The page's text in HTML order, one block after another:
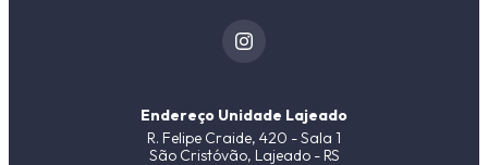
Endereço Unidade Lajeado
R. Felipe Craide, 420 - Sala 1
São Cristóvão, Lajeado - RS